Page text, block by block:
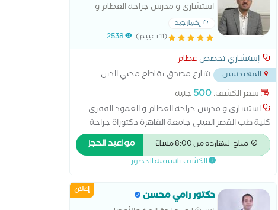
استشارى و مدرس جراحة العظام و
العمود الفقرى كلية طب القصر العينى
جامعة القاهرة
إختيار جيد
(11 تقييم) 2538
إستشاري تخصص عظام
المهندسين
شارع مصدق تقاطع محيي الدين
ابو العز...
سعر الكشف:500 جنيه
استشارى و مدرس جراحة العظام و العمود الفقرى
كلية طب القصر العينى جامعة القاهرة دكتوراة جراحة
العظام و العمود الفقرى كلية طب القصر العينى جامعة
القاهرة ماجستير جراحة العظام و العمود الفقرى كلية
طب القصر العينى جامعة القاهرة عضو الجمعية المصرية
متاح النهاردة من 8:00 مساءً مواعيد الحجز
الكشف باسبقية الحضور
إعلان دكتور رامي محسن